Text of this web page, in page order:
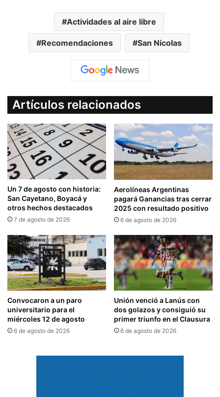
Actividades al aire libre
Recomendaciones San Nicolas
Artículos relacionados
Un 7 de agosto con historia:
San Cayetano, Boyacá y
otros hechos destacados
7 de agosto de 2026
Aerolíneas Argentinas
pagará Ganancias tras cerrar
2025 con resultado positivo
6 de agosto de 2026
Convocaron a un paro
universitario para el
miércoles 12 de agosto
6 de agosto de 2026
Unión venció a Lanús con
dos golazos y consiguió su
primer triunfo en el Clausura
6 de agosto de 2026